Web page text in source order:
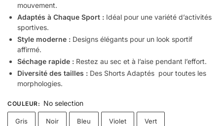
mouvement.
Adaptés à Chaque Sport : Idéal pour une variété d’activités
sportives.
Style moderne : Designs élégants pour un look sportif
affirmé.
Séchage rapide : Restez au sec et à l’aise pendant l’effort.
Diversité des tailles : Des Shorts Adaptés pour toutes les
morphologies.
COULEUR: No selection
Gris Noir Bleu Violet Vert